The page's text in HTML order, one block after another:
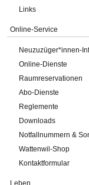
Links
Online-Service
Neuzuzüger*innen-
Online-Dienste
Raumreservationen
Abo-Dienste
Reglemente
Downloads
Notfallnummern &
Wattenwil-Shop
Kontaktformular
Leben